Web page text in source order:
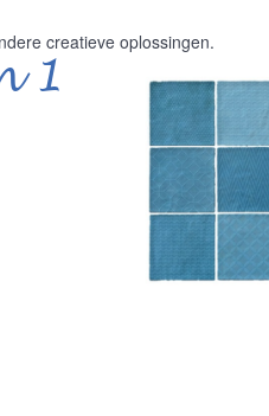
creatieve oplossingen.
1